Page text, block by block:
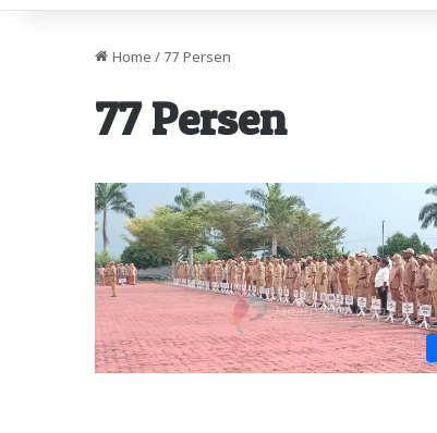
Home / 77 Persen
77 Persen